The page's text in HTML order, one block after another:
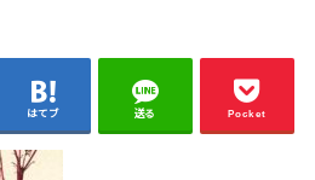
はてブ 送る Pocket